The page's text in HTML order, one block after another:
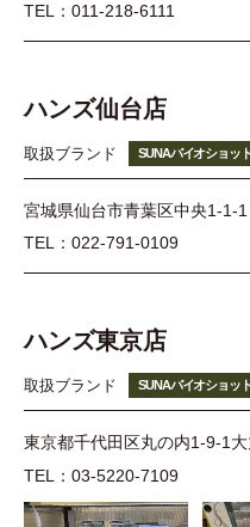
TEL：011-218-6111
ハンズ仙台店
取扱ブランド SUNAバイオショット
宮城県仙台市青葉区中央1-1-
TEL：022-791-0109
ハンズ東京店
取扱ブランド SUNAバイオショット
東京都千代田区丸の内1-9-1大
TEL：03-5220-7109